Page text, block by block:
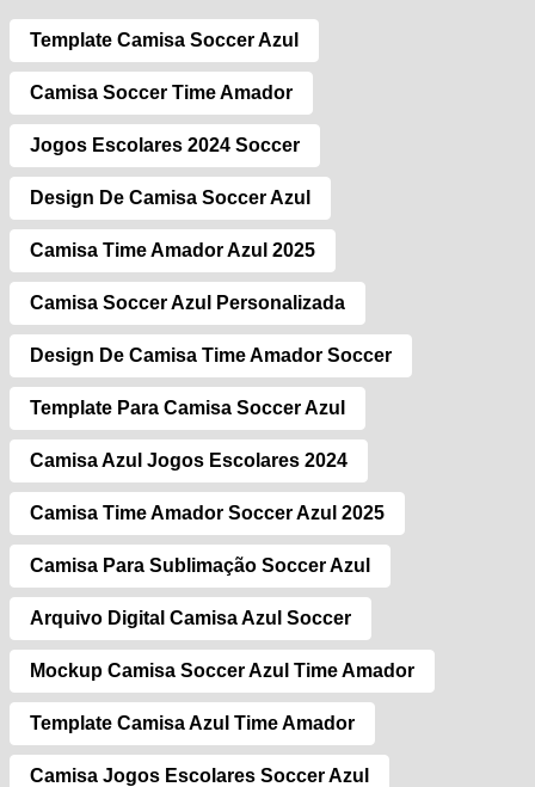
Template Camisa Soccer Azul
Camisa Soccer Time Amador
Jogos Escolares 2024 Soccer
Design De Camisa Soccer Azul
Camisa Time Amador Azul 2025
Camisa Soccer Azul Personalizada
Design De Camisa Time Amador Soccer
Template Para Camisa Soccer Azul
Camisa Azul Jogos Escolares 2024
Camisa Time Amador Soccer Azul 2025
Camisa Para Sublimação Soccer Azul
Arquivo Digital Camisa Azul Soccer
Mockup Camisa Soccer Azul Time Amador
Template Camisa Azul Time Amador
Camisa Jogos Escolares Soccer Azul